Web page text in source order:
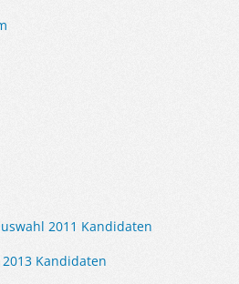
2011 Kandidaten
Kandidaten